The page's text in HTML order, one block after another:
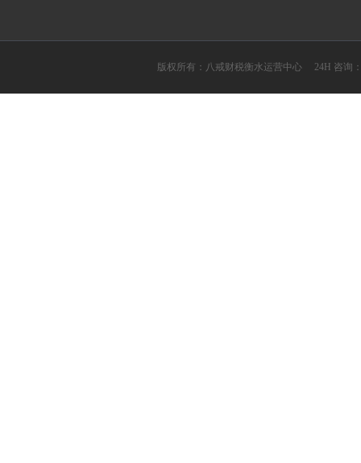
版权所有：八戒财税衡水运营中心 24H 咨询